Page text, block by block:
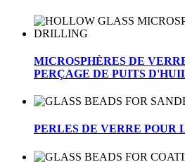
MICROSPHÈRES DE
PERÇAGE DE PUITS
PERLES DE VERRE POUR